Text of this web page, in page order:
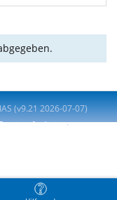
(v9.21 2026-07-07)